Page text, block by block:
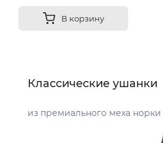
В корзину
Классические ушанки
из премиального меха норки